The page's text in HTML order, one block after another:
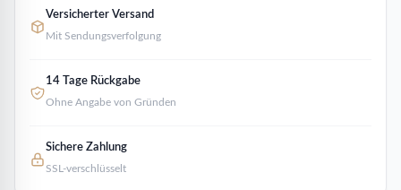
Versicherter Versand
Mit Sendungsverfolgung
14 Tage Rückgabe
Ohne Angabe von Gründen
Sichere Zahlung
SSL-verschlüsselt